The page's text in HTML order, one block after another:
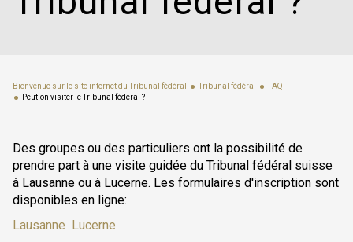
Communication électronique
Travailler au Tribunal fédéral
Bienvenue sur le site internet du Tribunal fédéral Tribunal fédéral
FAQ
Peut-on visiter le Tribunal fédéral ?
Des groupes ou des particuliers ont la possibilité de
prendre part à une visite guidée du Tribunal fédéral suisse
à Lausanne ou à Lucerne. Les formulaires d'inscription sont
disponibles en ligne:
Lausanne Lucerne